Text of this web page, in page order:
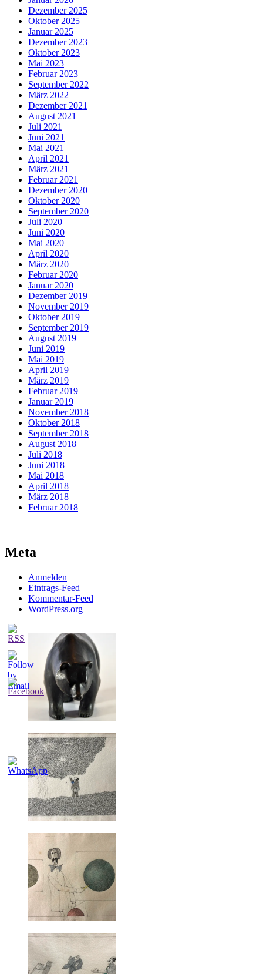
Dezember 2025
Oktober 2025
Januar 2025
Dezember 2023
Oktober 2023
Mai 2023
Februar 2023
September 2022
März 2022
Dezember 2021
August 2021
Juli 2021
Juni 2021
Mai 2021
April 2021
März 2021
Februar 2021
Dezember 2020
Oktober 2020
September 2020
Juli 2020
Juni 2020
Mai 2020
April 2020
März 2020
Februar 2020
Januar 2020
Dezember 2019
November 2019
Oktober 2019
September 2019
August 2019
Juni 2019
Mai 2019
April 2019
März 2019
Februar 2019
Januar 2019
November 2018
Oktober 2018
September 2018
August 2018
Juli 2018
Juni 2018
Mai 2018
April 2018
März 2018
Februar 2018
Meta
Anmelden
Eintrags-Feed
Kommentar-Feed
WordPress.org